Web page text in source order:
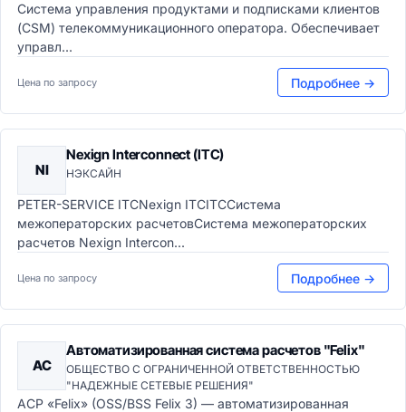
Система управления продуктами и подписками клиентов
(CSM) телекоммуникационного оператора. Обеспечивает
управл...
Цена по запросу Подробнее →
NI
Nexign Interconnect (ITC)
НЭКСАЙН
PETER-SERVICE ITCNexign ITCITCСистема
межоператорских расчетовСистема межоператорских
расчетов Nexign Intercon...
Цена по запросу Подробнее →
АС
Автоматизированная система расчетов "Felix"
ОБЩЕСТВО С ОГРАНИЧЕННОЙ ОТВЕТСТВЕННОСТЬЮ
"НАДЕЖНЫЕ СЕТЕВЫЕ РЕШЕНИЯ"
АСР «Felix» (OSS/BSS Felix 3) — автоматизированная